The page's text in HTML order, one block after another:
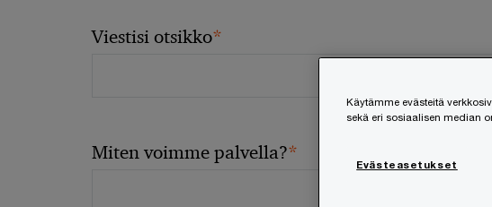
Viestisi otsikko*
Miten voimme palvella?*
Käytämme evästeitä
sekä eri sosiaalisen median
Evästeasetukset